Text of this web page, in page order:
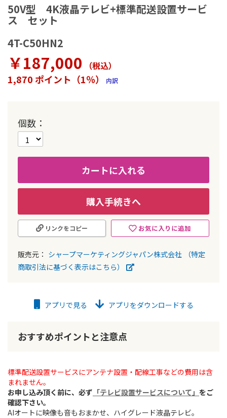
50V型 4K液晶テレビ+標準配送設置サービ
ス セット
4T-C50HN2
￥187,000 （税込）
1,870 ポイント（1％） 内訳
個数
カートに入れる
購入手続きへ
お気に入りに追加
リンクをコピー
販売元： シャープマーケティングジャパン株式会社
（特定
商取引法に基づく表示はこちら）
メ
ー
ジ
ャ
リ
ー
の
移
動
す
る
アプリで見る アプリをダウンロードする
おすすめポイントと注意点
標準配送設置サービスにアンテナ設置・配線工事などの費用は含
まれません。
お申し込み頂く前に、必ず 「テレビ設置サービスについて」 をご
確認下さい。
AIオートに映像も音もおまかせ、ハイグレード液晶テレビ。